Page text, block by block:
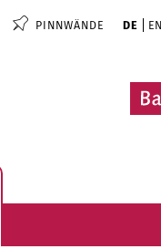
PINNWÄNDE DE EN